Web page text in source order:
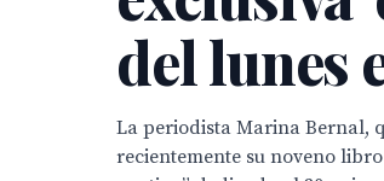
del lunes
La periodista Marina Bernal,
recientemente su noveno